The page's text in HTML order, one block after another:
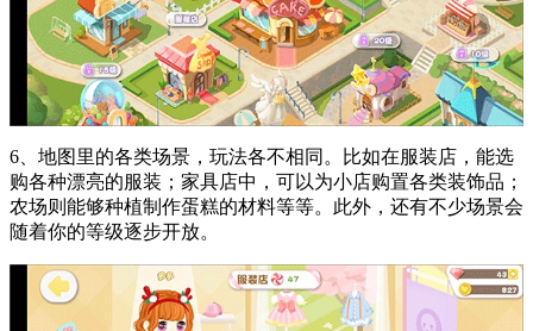
6、地图里的各类场景，玩法各不相同。比如在服装店，能选
购各种漂亮的服装；家具店中，可以为小店购置各类装饰品；
农场则能够种植制作蛋糕的材料等等。此外，还有不少场景会
随着你的等级逐步开放。